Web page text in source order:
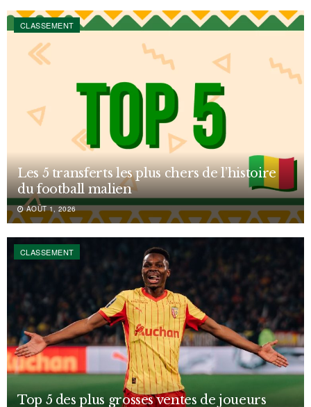
CLASSEMENT
Les 5 transferts les plus chers de l’histoire
du football malien
AOÛT 1, 2026
CLASSEMENT
Top 5 des plus grosses ventes de joueurs